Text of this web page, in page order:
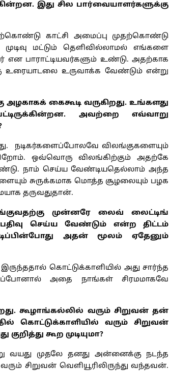
இது சில பார்வையாளர்களுக்கு
காட்சி அமைப்பு முதற்கொண்டு
மட்டும் தெளிவில்லாமல் எங்களை
என பாராட்டியவர்களும் உண்டு. அதற்காக
உரையாடலை உருவாக்க வேண்டும் என்று
கைகூடி வருகிறது. உங்களது
அவற்றை எவ்வாறு
நடிகர்களைப்போலவே விலங்குகளையும்
ஒவ்வொரு விலங்கிற்கும் அதற்கே
நாம் செய்ய வேண்டியதெல்லாம் அந்த
சுருக்கமாக மொத்த சூழலையும் பழக
தருவதுதான்.
முன்னரே லைவ் லைட்டிங்
செய்ய வேண்டும் என்ற திட்டம்
அதன் மூலம் ஏதேனும்
கொட்டுக்காளியில் அது சார்ந்த
அதை நாங்கள் சிரமமாகவே
கூழாங்கல்லில் வரும் சிறுவன் தன்
கொட்டுக்காளியில் வரும் சிறுவன்
கூற முடியுமா?
வயது முதலே தனது அன்னைக்கு நடந்த
சிறுவன் வெளியூரிலிருந்து வந்தவன்.